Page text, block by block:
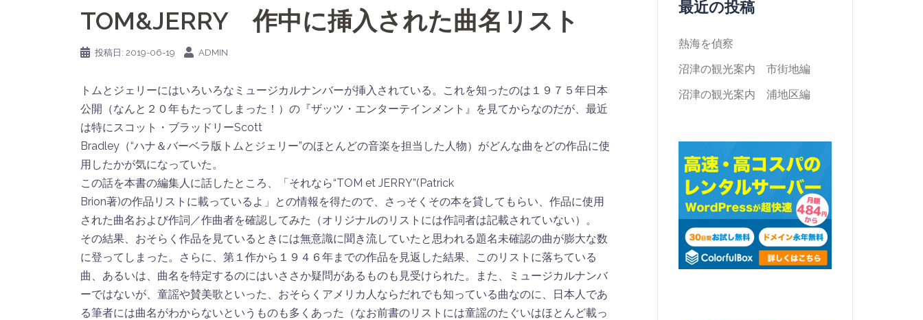
TOM&JERRY 作中に挿入された曲名リスト
投稿日: 2019-06-19 ADMIN
トムとジェリーにはいろいろなミュージカルナンバーが挿入されている。これを知ったのは１９７５年日本
公開（なんと２０年もたってしまった！）の『ザッツ・エンターテインメント』を見てからなのだが、最近
は特にスコット・ブラッドリーScott
Bradley（“ハナ＆バーベラ版トムとジェリー”のほとんどの音楽を担当した人物）がどんな曲をどの作品に使
用したかが気になっていた。
この話を本書の編集人に話したところ、「それなら“TOM et JERRY”(Patrick
Brion著)の作品リストに載っているよ」との情報を得たので、さっそくその本を貸してもらい、作品に使用
された曲名および作詞／作曲者を確認してみた（オリジナルのリストには作詞者は記載されていない）。
その結果、おそらく作品を見ているときには無意識に聞き流していたと思われる題名未確認の曲が膨大な数
に登ってしまった。さらに、第１作から１９４６年までの作品を見返した結果、このリストに落ちている
曲、あるいは、曲名を特定するのにはいささか疑問があるものも見受けられた。また、ミュージカルナンバ
ーではないが、童謡や賛美歌といった、おそらくアメリカ人ならだれでも知っている曲なのに、日本人であ
る筆者には曲名がわからないというものも多くあった（なお前書のリストには童謡のたぐいはほとんど載っ
最近の投稿
熱海を偵察
沼津の観光案内 市街地編
沼津の観光案内 浦地区編